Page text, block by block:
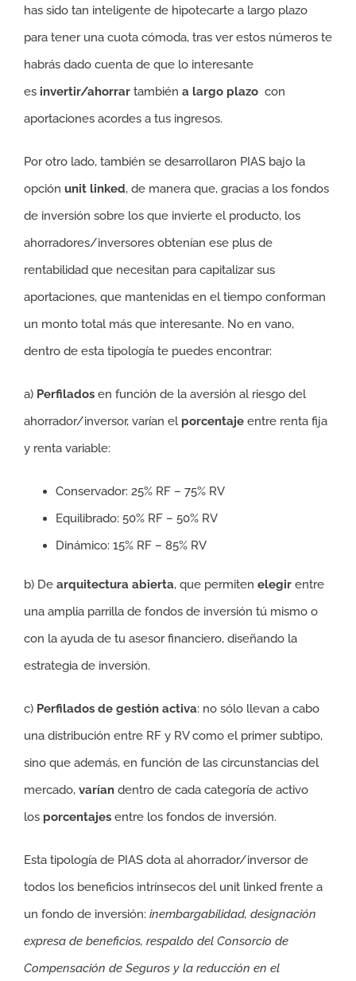
has sido tan inteligente de hipotecarte a largo plazo
para tener una cuota cómoda, tras ver estos números te
habrás dado cuenta de que lo interesante
es invertir/ahorrar también a largo plazo con
aportaciones acordes a tus ingresos.
Por otro lado, también se desarrollaron PIAS bajo la
opción unit linked, de manera que, gracias a los fondos
de inversión sobre los que invierte el producto, los
ahorradores/inversores obtenían ese plus de
rentabilidad que necesitan para capitalizar sus
aportaciones, que mantenidas en el tiempo conforman
un monto total más que interesante. No en vano,
dentro de esta tipología te puedes encontrar:
a) Perfilados en función de la aversión al riesgo del
ahorrador/inversor, varían el porcentaje entre renta fija
y renta variable:
Conservador: 25% RF – 75% RV
Equilibrado: 50% RF – 50% RV
Dinámico: 15% RF – 85% RV
b) De arquitectura abierta, que permiten elegir entre
una amplia parrilla de fondos de inversión tú mismo o
con la ayuda de tu asesor financiero, diseñando la
estrategia de inversión.
c) Perfilados de gestión activa: no sólo llevan a cabo
una distribución entre RF y RV como el primer subtipo,
sino que además, en función de las circunstancias del
mercado, varían dentro de cada categoría de activo
los porcentajes entre los fondos de inversión.
Esta tipología de PIAS dota al ahorrador/inversor de
todos los beneficios intrínsecos del unit linked frente a
un fondo de inversión: inembargabilidad, designación
expresa de beneficios, respaldo del Consorcio de
Compensación de Seguros y la reducción en el